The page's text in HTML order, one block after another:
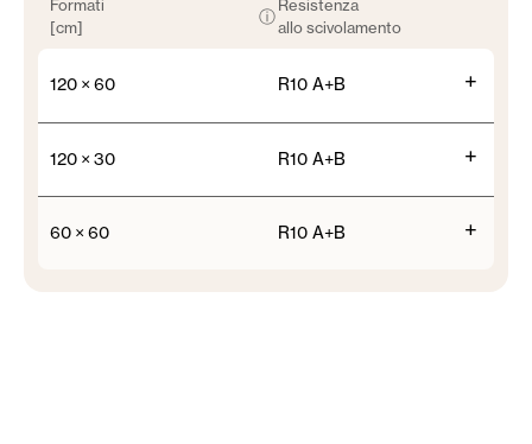
Formati
[cm]
Resistenza
allo scivolamento
ⓘ
120 × 60 R10 A+B +
120 × 30 R10 A+B +
60 × 60 R10 A+B +